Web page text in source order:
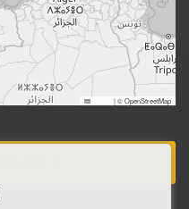
|© OpenStreetMap